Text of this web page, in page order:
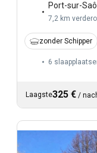
Port-sur-
7,2 km
zonder Schipper
6
Laagste325 € /